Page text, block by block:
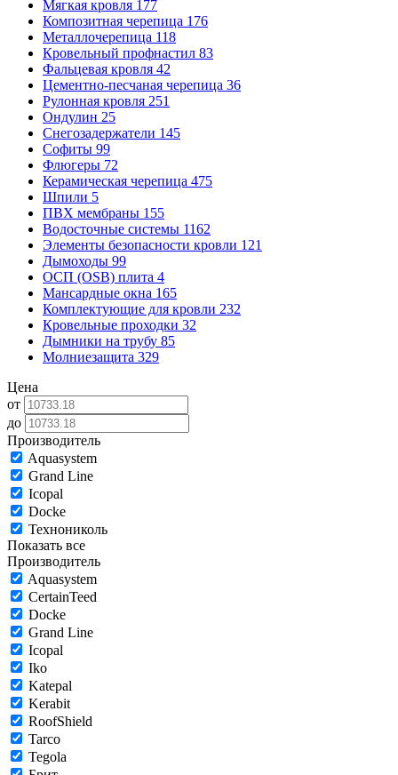
Мягкая кровля 177
Композитная черепица 176
Металлочерепица 118
Кровельный профнастил 83
Фальцевая кровля 42
Цементно-песчаная черепица 36
Рулонная кровля 251
Ондулин 25
Снегозадержатели 145
Софиты 99
Флюгеры 72
Керамическая черепица 475
Шпили 5
ПВХ мембраны 155
Водосточные системы 1162
Элементы безопасности кровли 121
Дымоходы 99
ОСП (OSB) плита 4
Мансардные окна 165
Комплектующие для кровли 232
Кровельные проходки 32
Дымники на трубу 85
Молниезащита 329
Цена
от
до
Производитель
Aquasystem
Grand Line
Icopal
Docke
Технониколь
Показать все
Производитель
Aquasystem
CertainTeed
Docke
Grand Line
Icopal
Iko
Katepal
Kerabit
RoofShield
Tarco
Tegola